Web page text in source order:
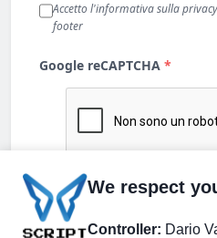
We respect
Controller: Dario